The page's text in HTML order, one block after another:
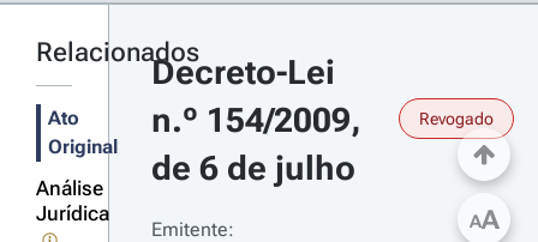
Relacionados
Ato
Original
Análise
Jurídica
Decreto-Lei
n.º 154/2009,
de 6 de julho
Revogado
Emitente:
AA